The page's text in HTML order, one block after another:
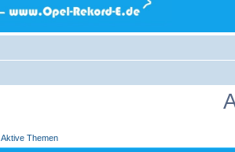
Aktive Themen